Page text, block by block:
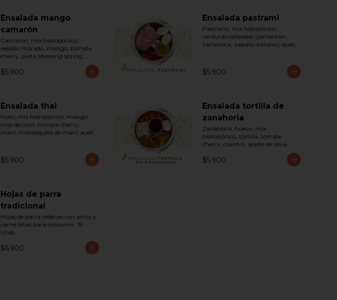
Ensalada mango
camarón
Camarón, mix hidropónico,
repollo morado, mango, tomate
cherry, palta (dressing spring:
salsa de soya, azúcar, limón, aceite
de sésamo). Bowl.
$5.900
Ensalada pastrami
Pastrami, mix hidripónico,
verduras salteadas (pimentón,
zanahoria, zapallo italiano), queso
mostaza (vinagre de vino blanco,
azúcar, mostaza). Bowl.
$5.900
Ensalada thai
Pollo, mix hidropónico, mango,
chip de coco, tomate cherry,
maní, mantequilla de maní, aceite
Bowl.
$5.900
Ensalada tortilla de
zanahoria
Zanahoria, huevo, mix
hidropónico, tortilla, tomate
cherry, cilantro, aceite de oliva,
maní, sal, pimienta negra dressing
spring montaza (salsa de soya,
azúcar, limón, aceite de sésamo y
$5.900
Hojas de parra
tradicional
Hojas de parra rellenas con arroz y
carne listas para consumir. 15
Unds.
$6.900